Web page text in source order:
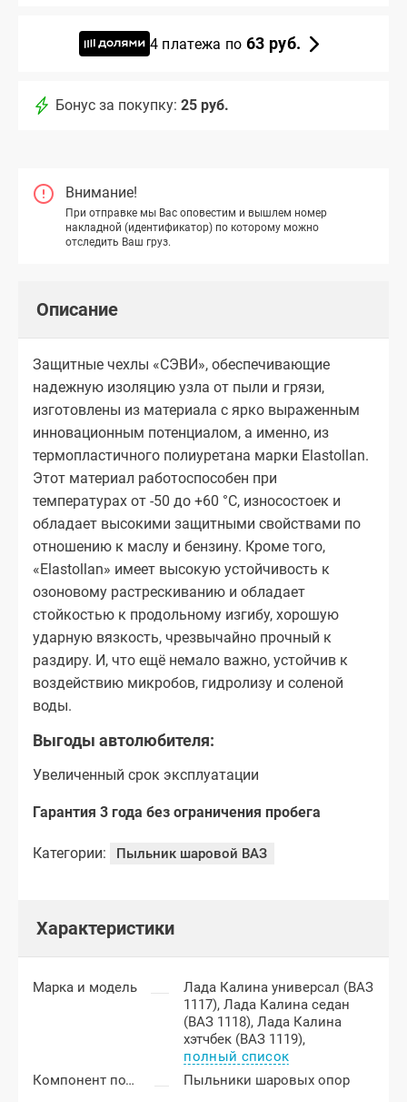
4 платежа по 63 руб.
Бонус за покупку: 25 руб.
Внимание!
При отправке мы Вас оповестим и вышлем номер
накладной (идентификатор) по которому можно
отследить Ваш груз.
Описание
Защитные чехлы «СЭВИ», обеспечивающие
надежную изоляцию узла от пыли и грязи,
изготовлены из материала с ярко выраженным
инновационным потенциалом, а именно, из
термопластичного полиуретана марки Elastollan.
Этот материал работоспособен при
температурах от -50 до +60 °С, износостоек и
обладает высокими защитными свойствами по
отношению к маслу и бензину. Кроме того,
«Elastollan» имеет высокую устойчивость к
озоновому растрескиванию и обладает
стойкостью к продольному изгибу, хорошую
ударную вязкость, чрезвычайно прочный к
раздиру. И, что ещё немало важно, устойчив к
воздействию микробов, гидролизу и соленой
воды.
Выгоды автолюбителя:
Увеличенный срок эксплуатации
Гарантия 3 года без ограничения пробега
Категории: Пыльник шаровой ВАЗ
Характеристики
Марка и модель
Лада Калина универсал (ВАЗ
1117),Лада Калина седан
(ВАЗ 1118),Лада Калина
хэтчбек (ВАЗ 1119),
полный список
Компонент подвески
Пыльники шаровых опор